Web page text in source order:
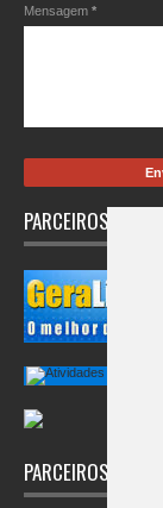
Mensagem *
PARCEIROS
PARCEIROS